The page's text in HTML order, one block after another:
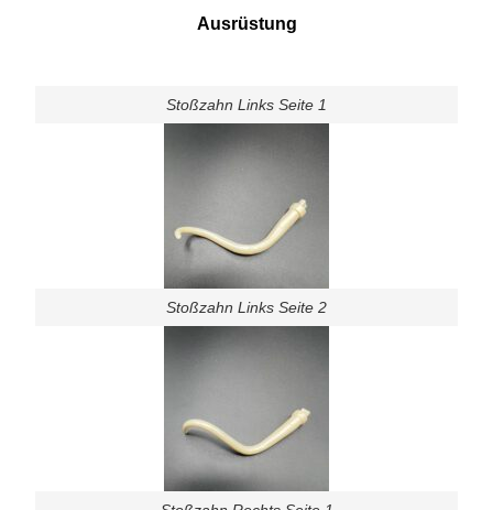
Ausrüstung
Stoßzahn Links Seite 1
Stoßzahn Links Seite 2